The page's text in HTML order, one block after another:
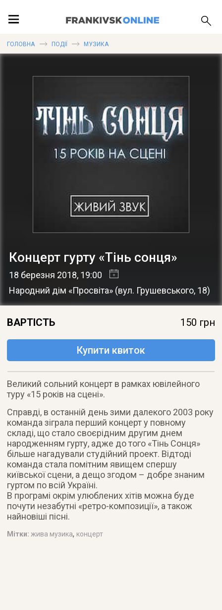
ПУБЛІКАЦІЇ
ГОЛОВНА ПОДІЇ МУЗИКА
Концерт гурту «Тінь сонця»
18 березня 2018, 19:00
Народний дім «Просвіта» (вул. Грушевського, 18)
ВАРТІСТЬ 150 грн
Купити квиток
Великий сольний концерт в рамках ювілейного
туру «15 років на сцені».
Справді, в останній день зими далекого 2003 року
команда зіграла перший концерт у повному
складі, що стало своєрідним другим днем
народженням гурту, адже до того «Тінь Сонця»
більше нагадували студійний проект. Відтоді
команда стала помітним явищем спершу
київської сцени, а дещо згодом – добре знаним
гуртом по всій Україні.
В програмі окрім улюблених хітів можна буде
почути незабутні «ретро-композиції», а також
найновіші пісні.
Мітки: жива музика, концерт